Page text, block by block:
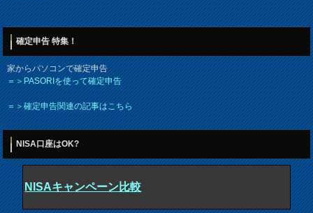
確定申告 特集！
家からパソコンで確定申告
＝＞PASORIを使って確定申告
＝＞確定申告関連の記事はこちら
NISA口座はOK?
NISAキャンペーン比較